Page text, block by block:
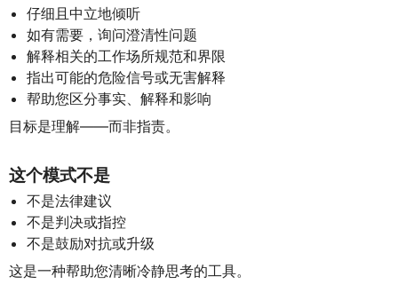
仔细且中立地倾听
如有需要，询问澄清性问题
解释相关的工作场所规范和界限
指出可能的危险信号或无害解释
帮助您区分事实、解释和影响
目标是理解——而非指责。
这个模式不是
不是法律建议
不是判决或指控
不是鼓励对抗或升级
这是一种帮助您清晰冷静思考的工具。